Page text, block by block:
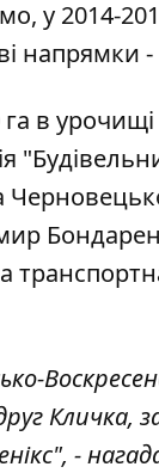
у 2014-
напрямки -
в
Кличка,
-